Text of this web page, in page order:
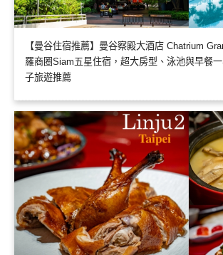
【曼谷住宿推薦】曼谷察殿大酒店 Chatrium
羅商圈Siam五星住宿，超大房型、泳池與早餐
子旅遊推薦